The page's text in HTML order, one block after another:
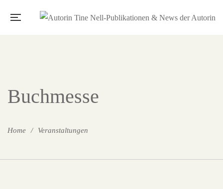
Buchmesse
Home Veranstaltungen